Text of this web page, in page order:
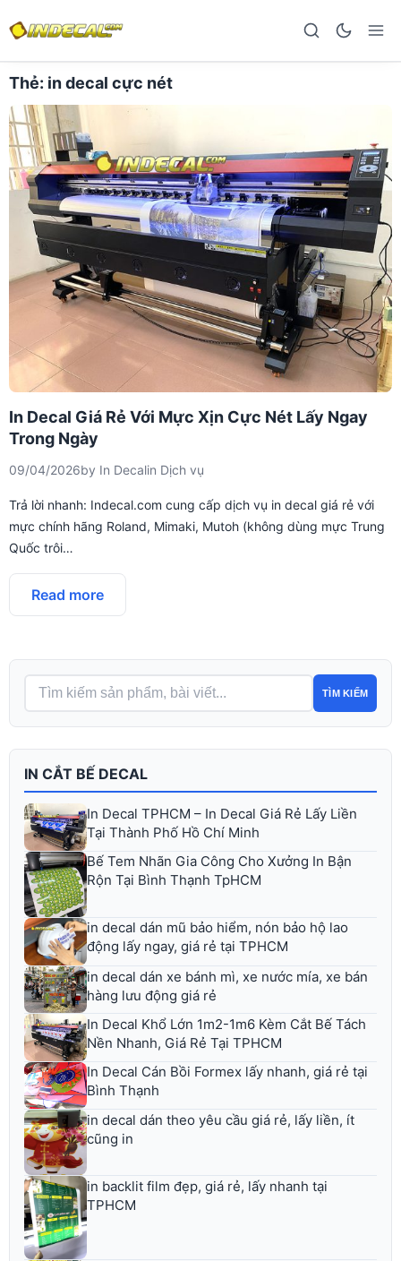
Thẻ: in decal cực nét
In Decal Giá Rẻ Với Mực Xịn Cực Nét Lấy Ngay
Trong Ngày
09/04/2026by In Decalin Dịch vụ
Trả lời nhanh: Indecal.com cung cấp dịch vụ in decal giá rẻ với
mực chính hãng Roland, Mimaki, Mutoh (không dùng mực Trung
Quốc trôi…
Read more
TÌM KIẾM
IN CẮT BẾ DECAL
In Decal TPHCM – In Decal Giá Rẻ Lấy Liền
Tại Thành Phố Hồ Chí Minh
Bế Tem Nhãn Gia Công Cho Xưởng In Bận
Rộn Tại Bình Thạnh TpHCM
in decal dán mũ bảo hiểm, nón bảo hộ lao
động lấy ngay, giá rẻ tại TPHCM
in decal dán xe bánh mì, xe nước mía, xe bán
hàng lưu động giá rẻ
In Decal Khổ Lớn 1m2-1m6 Kèm Cắt Bế Tách
Nền Nhanh, Giá Rẻ Tại TPHCM
In Decal Cán Bồi Formex lấy nhanh, giá rẻ tại
Bình Thạnh
in decal dán theo yêu cầu giá rẻ, lấy liền, ít
cũng in
in backlit film đẹp, giá rẻ, lấy nhanh tại
TPHCM